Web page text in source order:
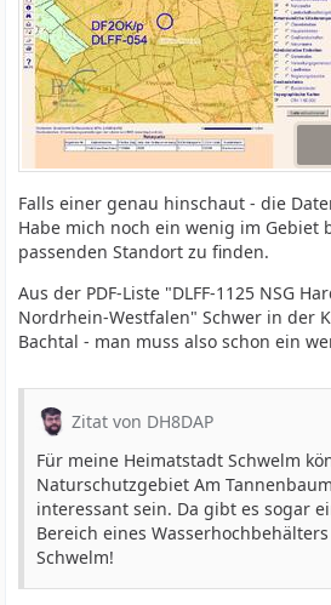
Falls einer genau hinschaut - die
Habe mich noch ein wenig im Gebiet
passenden Standort zu finden.
Aus der PDF-Liste "DLFF-1125 NSG
Nordrhein-Westfalen" Schwer in der
Bachtal - man muss also schon ein
Zitat von DH8DAP
Für meine Heimatstadt Schwelm
Naturschutzgebiet Am
interessant sein. Da gibt es sogar
Bereich eines
Schwelm!